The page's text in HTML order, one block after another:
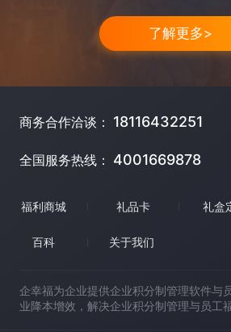
了解更多>
商务合作洽谈： 18116432251
全国服务热线： 4001669878
福利商城 礼品卡 礼盒
百科 关于我们
企幸福为企业提供企业积分制管理软件与
业降本增效，解决企业积分制管理与员工